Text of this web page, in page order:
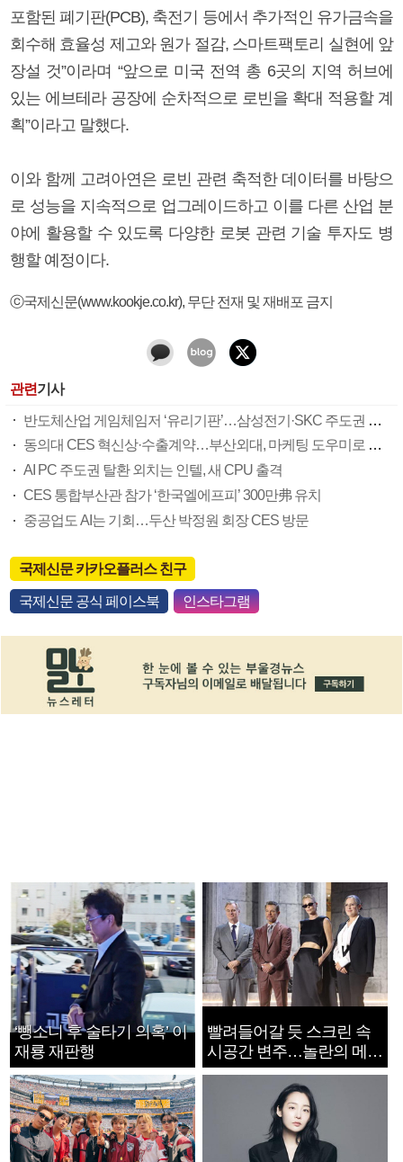
포함된 폐기판(PCB), 축전기 등에서 추가적인 유가금속을
회수해 효율성 제고와 원가 절감, 스마트팩토리 실현에 앞
장설 것”이라며 “앞으로 미국 전역 총 6곳의 지역 허브에
있는 에브테라 공장에 순차적으로 로빈을 확대 적용할 계
획”이라고 말했다.
이와 함께 고려아연은 로빈 관련 축적한 데이터를 바탕으
로 성능을 지속적으로 업그레이드하고 이를 다른 산업 분
야에 활용할 수 있도록 다양한 로봇 관련 기술 투자도 병
행할 예정이다.
ⓒ국제신문(www.kookje.co.kr), 무단 전재 및 재배포 금지
관련기사
반도체산업 게임체임저 ‘유리기판’…삼성전기·SKC 주도권 경쟁
동의대 CES 혁신상·수출계약…부산외대, 마케팅 도우미로 맹활약
AI PC 주도권 탈환 외치는 인텔, 새 CPU 출격
CES 통합부산관 참가 ‘한국엘에프피’ 300만弗 유치
중공업도 AI는 기회…두산 박정원 회장 CES 방문
국제신문 카카오플러스 친구
국제신문 공식 페이스북 인스타그램
‘뺑소니 후 술타기 의혹’ 이
재룡 재판행
빨려들어갈 듯 스크린 속
시공간 변주…놀란의 메시
지는 ‘전쟁 속죄’